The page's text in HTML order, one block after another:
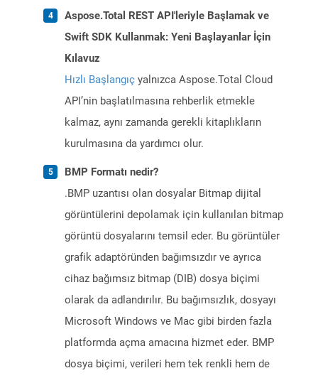
Aspose.Total REST API'leriyle Başlamak ve
Swift SDK Kullanmak: Yeni Başlayanlar İçin
Kılavuz
Hızlı Başlangıç yalnızca Aspose.Total Cloud
API’nin başlatılmasına rehberlik etmekle
kalmaz, aynı zamanda gerekli kitaplıkların
kurulmasına da yardımcı olur.
BMP Formatı nedir?
.BMP uzantısı olan dosyalar Bitmap dijital
görüntülerini depolamak için kullanılan bitmap
görüntü dosyalarını temsil eder. Bu görüntüler
grafik adaptöründen bağımsızdır ve ayrıca
cihaz bağımsız bitmap (DIB) dosya biçimi
olarak da adlandırılır. Bu bağımsızlık, dosyayı
Microsoft Windows ve Mac gibi birden fazla
platformda açma amacına hizmet eder. BMP
dosya biçimi, verileri hem tek renkli hem de